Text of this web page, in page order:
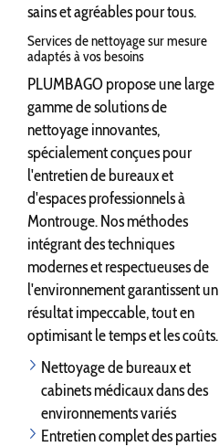
sains et agréables pour tous.
Services de nettoyage sur mesure
adaptés à vos besoins
PLUMBAGO propose une large
gamme de solutions de
nettoyage innovantes,
spécialement conçues pour
l'entretien de bureaux et
d'espaces professionnels à
Montrouge. Nos méthodes
intégrant des techniques
modernes et respectueuses de
l'environnement garantissent un
résultat impeccable, tout en
optimisant le temps et les coûts.
Nettoyage de bureaux et
cabinets médicaux dans des
environnements variés
Entretien complet des parties